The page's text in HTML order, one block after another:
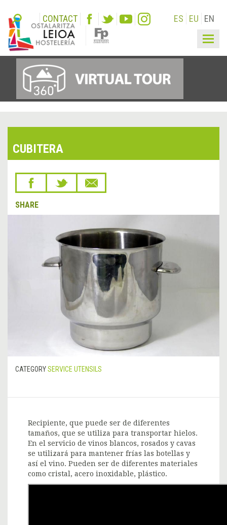
CONTACT ES EU EN
CUBITERA
SHARE
CATEGORYSERVICE UTENSILS
Recipiente, que puede ser de diferentes
tamaños, que se utiliza para transportar hielos.
En el servicio de vinos blancos, rosados y cavas
se utilizará para mantener frías las botellas y
así el vino. Pueden ser de diferentes materiales
como cristal, acero inoxidable, plástico.